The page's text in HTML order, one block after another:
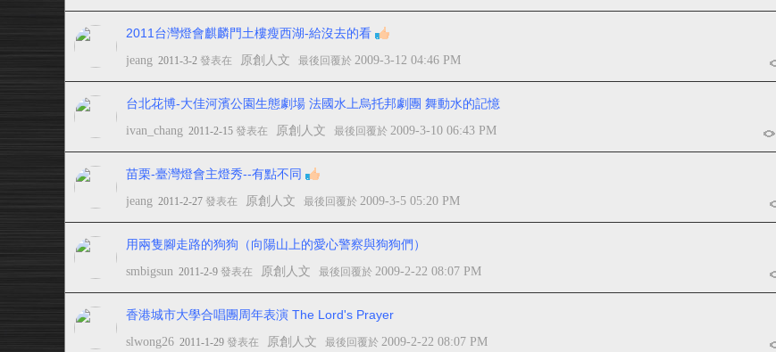
2011台灣燈會麒麟門土樓瘦西湖-給沒去的看
jeang 2011-3-2 發表在 原創人文 最後回覆於 2009-3-12 04:46 PM
台北花博-大佳河濱公園生態劇場 法國水上烏托邦劇團 舞動水的記憶
ivan_chang 2011-2-15 發表在 原創人文 最後回覆於 2009-3-10 06:43 PM
苗栗-臺灣燈會主燈秀--有點不同
jeang 2011-2-27 發表在 原創人文 最後回覆於 2009-3-5 05:20 PM
用兩隻腳走路的狗狗（向陽山上的愛心警察與狗狗們）
smbigsun 2011-2-9 發表在 原創人文 最後回覆於 2009-2-22 08:07 PM
香港城市大學合唱團周年表演 The Lord's Prayer
slwong26 2011-1-29 發表在 原創人文 最後回覆於 2009-2-22 08:07 PM